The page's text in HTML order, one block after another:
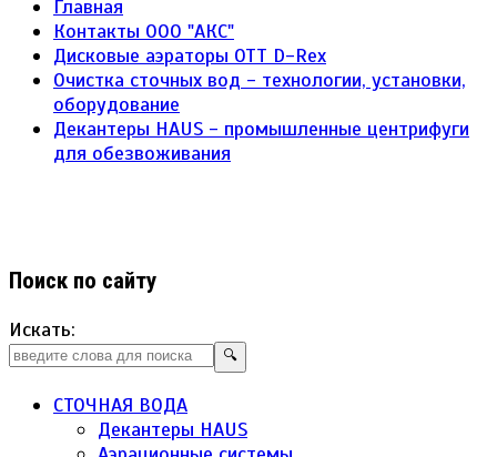
Главная
Контакты ООО "АКС"
Дисковые аэраторы ОТТ D-Rex
Очистка сточных вод - технологии, установки,
оборудование
Декантеры HAUS - промышленные центрифуги
для обезвоживания
Поиск по сайту
Искать:
🔍
СТОЧНАЯ ВОДА
Декантеры HAUS